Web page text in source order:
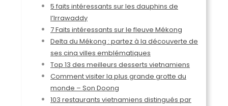
5 faits intéressants sur les dauphins de
l’Irrawaddy
7 Faits intéressants sur le fleuve Mékong
Delta du Mékong : partez à la découverte de
ses cinq villes emblématiques
​Top 13 des meilleurs desserts vietnamiens
Comment visiter la plus grande grotte du
monde – Son Doong
103 restaurants vietnamiens distingués par